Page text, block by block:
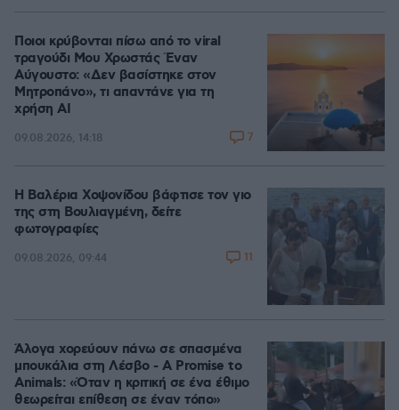
Ποιοι κρύβονται πίσω από το viral
τραγούδι Μου Χρωστάς Έναν
Αύγουστο: «Δεν βασίστηκε στον
Μητροπάνο», τι απαντάνε για τη
χρήση AI
09.08.2026, 14:18 7
Η Βαλέρια Χοψονίδου βάφτισε τον γιο
της στη Βουλιαγμένη, δείτε
φωτογραφίες
09.08.2026, 09:44 11
Άλογα χορεύουν πάνω σε σπασμένα
μπουκάλια στη Λέσβο - A Promise to
Animals: «Όταν η κριτική σε ένα έθιμο
θεωρείται επίθεση σε έναν τόπο»